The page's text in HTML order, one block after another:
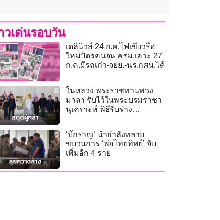
วเด่นรอบวัน
เดลินิวส์ 24 ก.ค.ไฟเขียวรื้อ
ใหม่บัตรคนจน ครม.เคาะ 27
ก.ค.มีรถเก่า-จยย.-นร.กศน.ได้
ในหลวง พระราชทานพวง
มาลา รับไว้ในพระบรมราชา
นุเคราะห์ พิธีรับร่าง
นราธิวาส
‘บิ๊กราญ’ นำกำลังทลาย
ขบวนการ ‘พ่อไทยทิพย์’ จับ
เพิ่มอีก 4 ราย